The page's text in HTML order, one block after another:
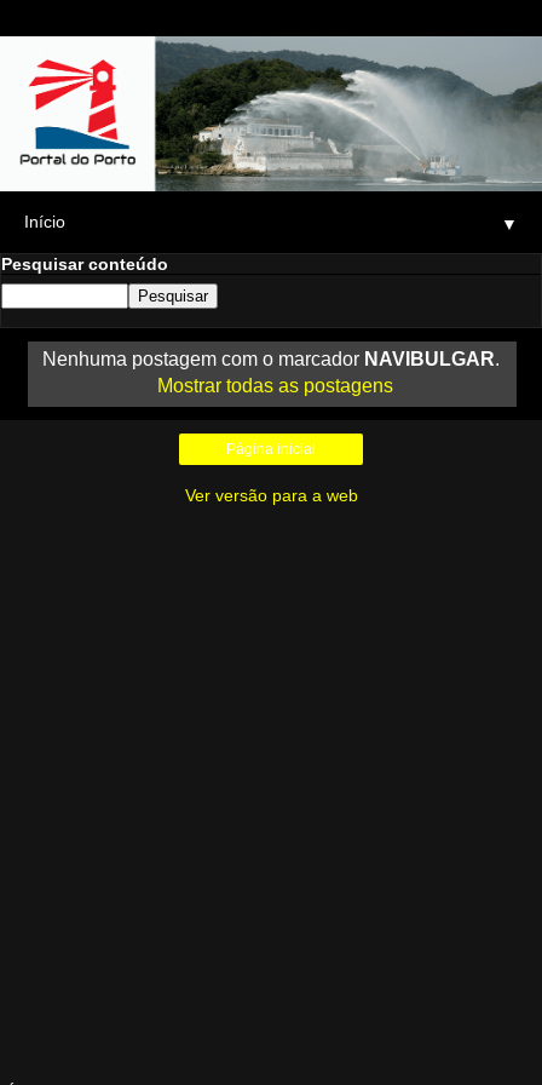
▼
Pesquisar conteúdo
Nenhuma postagem com o marcador NAVIBULGAR.
Mostrar todas as postagens
Página inicial
Ver versão para a web